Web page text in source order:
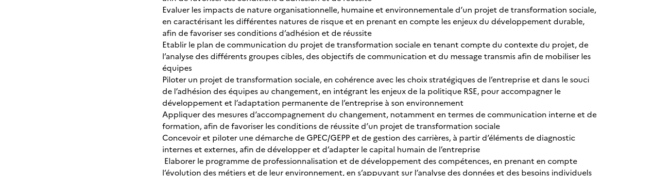
Evaluer les impacts de nature organisationnelle, humaine et environnementale d’un projet de transformation sociale,
en caractérisant les différentes natures de risque et en prenant en compte les enjeux du développement durable,
afin de favoriser ses conditions d’adhésion et de réussite
Etablir le plan de communication du projet de transformation sociale en tenant compte du contexte du projet, de
l’analyse des différents groupes cibles, des objectifs de communication et du message transmis afin de mobiliser les
équipes
Piloter un projet de transformation sociale, en cohérence avec les choix stratégiques de l’entreprise et dans le souci
de l’adhésion des équipes au changement, en intégrant les enjeux de la politique RSE, pour accompagner le
développement et l’adaptation permanente de l’entreprise à son environnement
Appliquer des mesures d’accompagnement du changement, notamment en termes de communication interne et de
formation, afin de favoriser les conditions de réussite d’un projet de transformation sociale
Concevoir et piloter une démarche de GPEC/GEPP et de gestion des carrières, à partir d’éléments de diagnostic
internes et externes, afin de développer et d’adapter le capital humain de l’entreprise
Elaborer le programme de professionnalisation et de développement des compétences, en prenant en compte
l’évolution des métiers et de leur environnement, en s’appuyant sur l’analyse des données et des besoins individuels